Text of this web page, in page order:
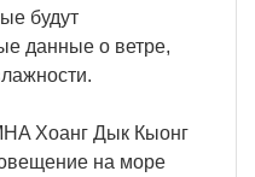
будут
данные о ветре,
Хоанг Дык Кыонг
на море